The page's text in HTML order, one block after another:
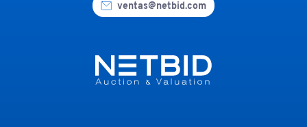
ventas@netbid.com